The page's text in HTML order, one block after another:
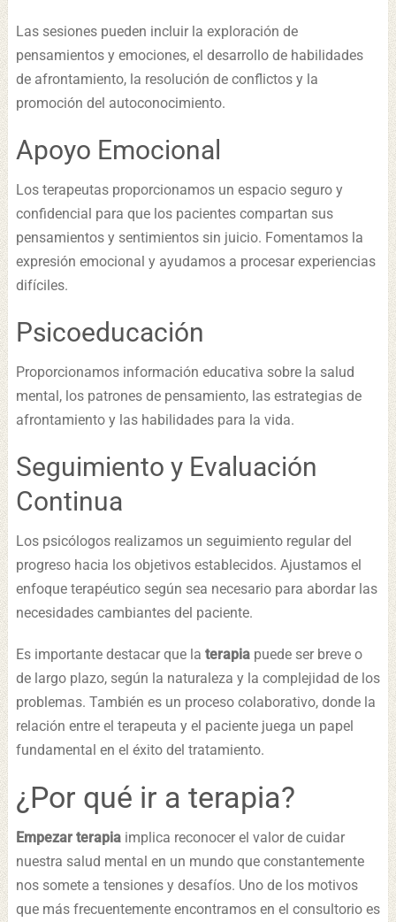
Las sesiones pueden incluir la exploración de
pensamientos y emociones, el desarrollo de habilidades
de afrontamiento, la resolución de conflictos y la
promoción del autoconocimiento.
Apoyo Emocional
Los terapeutas proporcionamos un espacio seguro y
confidencial para que los pacientes compartan sus
pensamientos y sentimientos sin juicio. Fomentamos la
expresión emocional y ayudamos a procesar experiencias
difíciles.
Psicoeducación
Proporcionamos información educativa sobre la salud
mental, los patrones de pensamiento, las estrategias de
afrontamiento y las habilidades para la vida.
Seguimiento y Evaluación
Continua
Los psicólogos realizamos un seguimiento regular del
progreso hacia los objetivos establecidos. Ajustamos el
enfoque terapéutico según sea necesario para abordar las
necesidades cambiantes del paciente.
Es importante destacar que la terapia puede ser breve o
de largo plazo, según la naturaleza y la complejidad de los
problemas. También es un proceso colaborativo, donde la
relación entre el terapeuta y el paciente juega un papel
fundamental en el éxito del tratamiento.
¿Por qué ir a terapia?
Empezar terapiaimplica reconocer el valor de cuidar
nuestra salud mental en un mundo que constantemente
nos somete a tensiones y desafíos. Uno de los motivos
que más frecuentemente encontramos en el consultorio es